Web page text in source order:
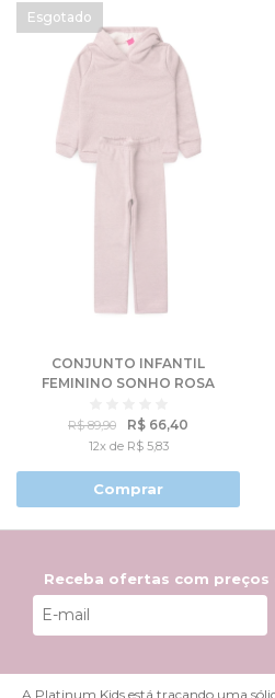
CONJUNTO INFANTIL
FEMININO SONHO ROSA
R$ 89,90 R$ 66,40
12x de R$ 5,83
Comprar
Receba ofertas com preços
A Platinum Kids está traçando uma